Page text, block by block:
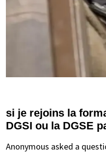
si je rejoins la
DGSI ou la DGSE
Anonymous asked a